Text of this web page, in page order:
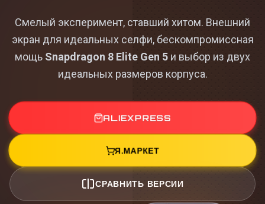
Смелый эксперимент, ставший хитом. Внешний
экран для идеальных селфи, бескомпромиссная
мощь Snapdragon 8 Elite Gen 5 и выбор из двух
идеальных размеров корпуса.
ALIEXPRESS
Я.МАРКЕТ
СРАВНИТЬ ВЕРСИИ